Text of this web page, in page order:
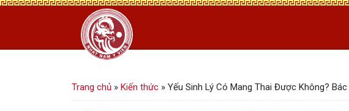
Trang chủ » Kiến thức » Yếu Sinh Lý Có Mang Thai Được Không? Bác